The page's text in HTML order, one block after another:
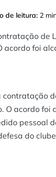
de leitura: 2
de
acordo foi
pessoal de
O acordo foi
pessoal
do